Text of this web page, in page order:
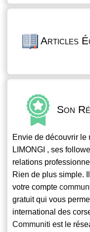
Articles
Son
Envie de découvrir le
LIMONGI , ses
relations
Rien de plus simple.
votre compte
gratuit qui vous
international des
Communiti est le